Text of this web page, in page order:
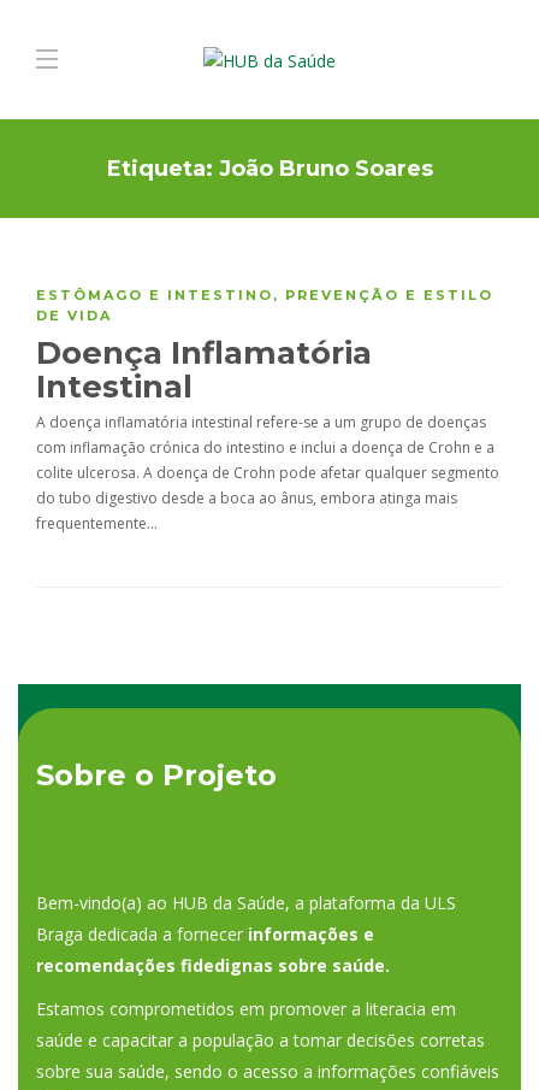
Etiqueta: João Bruno Soares
ESTÔMAGO E INTESTINO , PREVENÇÃO E ESTILO
DE VIDA
Doença Inflamatória
Intestinal
A doença inflamatória intestinal refere-se a um grupo de doenças
com inflamação crónica do intestino e inclui a doença de Crohn e a
colite ulcerosa. A doença de Crohn pode afetar qualquer segmento
do tubo digestivo desde a boca ao ânus, embora atinga mais
frequentemente…
Sobre o Projeto
Bem-vindo(a) ao HUB da Saúde, a plataforma da ULS
Braga dedicada a fornecer informações e
recomendações fidedignas sobre saúde.
Estamos comprometidos em promover a literacia em
saúde e capacitar a população a tomar decisões corretas
sobre sua saúde, sendo o acesso a informações confiáveis